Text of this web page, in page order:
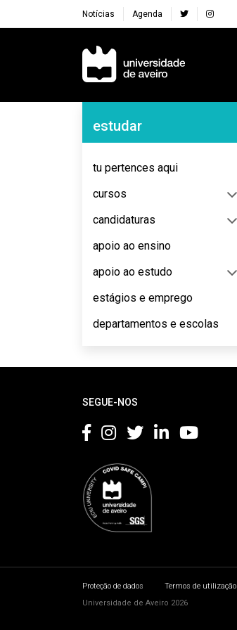
Notícias Agenda
Navegação Principal
Navegação Lateral
estudar
tu pertences aqui
cursos
candidaturas
apoio ao ensino
apoio ao estudo
estágios e emprego
departamentos e escolas
SEGUE-NOS
Proteção de dados Termos de utilização
Universidade de Aveiro 2026